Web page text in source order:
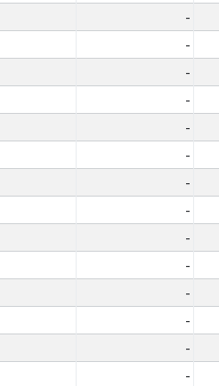
-
-
-
-
-
-
-
-
-
-
-
-
-
-